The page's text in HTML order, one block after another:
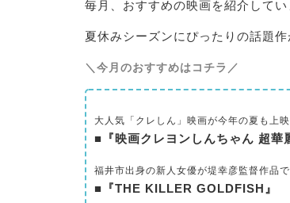
毎月、おすすめの映画を紹介してい
夏休みシーズンにぴったりの話題作
＼今月のおすすめはコチラ／
大人気「クレしん」映画が今年の夏も上映
■『映画クレヨンしんちゃん 超華
福井市出身の新人女優が堤幸彦監督作品で
■『THE KILLER GOLDFISH』